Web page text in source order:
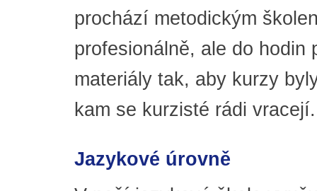
prochází metodickým
profesionálně, ale do
materiály tak, aby kurzy
kam se kurzisté rádi vracejí.
Jazykové úrovně